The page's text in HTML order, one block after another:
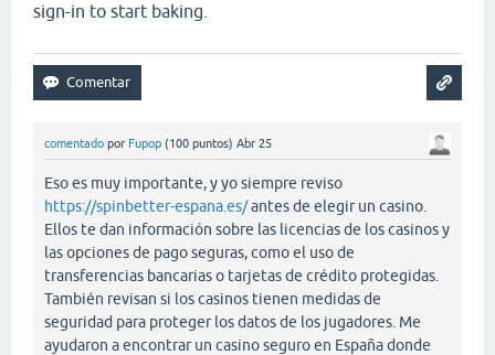
sign-in to start baking.
comentado por Fupop (100 puntos) Abr 25
Eso es muy importante, y yo siempre reviso
https://spinbetter-espana.es/antes de elegir un casino.
Ellos te dan información sobre las licencias de los casinos y
las opciones de pago seguras, como el uso de
transferencias bancarias o tarjetas de crédito protegidas.
También revisan si los casinos tienen medidas de
seguridad para proteger los datos de los jugadores. Me
ayudaron a encontrar un casino seguro en España donde